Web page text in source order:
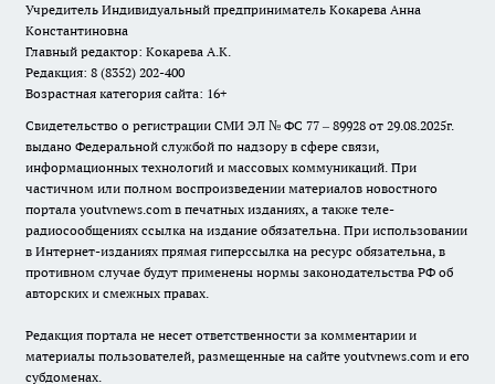
Учредитель Индивидуальный предприниматель Кокарева Анна
Константиновна
Главный редактор: Кокарева А.К.
Редакция: 8 (8352) 202-400
Возрастная категория сайта: 16+
Свидетельство о регистрации СМИ ЭЛ № ФС 77 – 89928 от 29.08.2025г.
выдано Федеральной службой по надзору в сфере связи,
информационных технологий и массовых коммуникаций. При
частичном или полном воспроизведении материалов новостного
портала youtvnews.com в печатных изданиях, а также теле-
радиосообщениях ссылка на издание обязательна. При использовании
в Интернет-изданиях прямая гиперссылка на ресурс обязательна, в
противном случае будут применены нормы законодательства РФ об
авторских и смежных правах.
Редакция портала не несет ответственности за комментарии и
материалы пользователей, размещенные на сайте youtvnews.com и его
субдоменах.